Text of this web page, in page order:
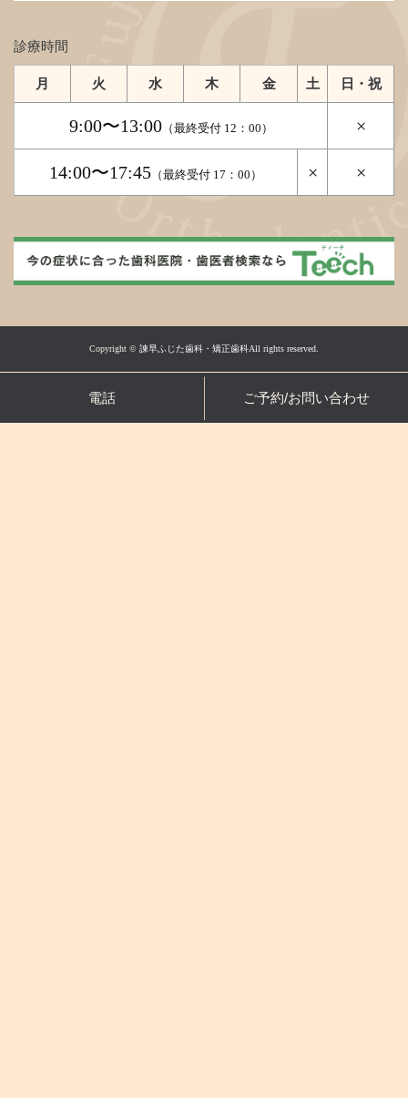
診療時間
月 火 水 木 金 土 日・祝
9:00〜13:00（最終受付 12：00） ×
14:00〜17:45 （最終受付 17：00） × ×
Copyright © 諫早ふじた歯科・矯正歯科All rights reserved.
電話 ご予約/お問い合わせ